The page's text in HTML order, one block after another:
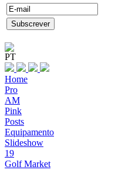
PT
Home
Pro
AM
Pink
Posts
Equipamento
Slideshow
19
Golf Market